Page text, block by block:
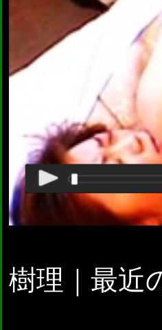
樹理｜最近